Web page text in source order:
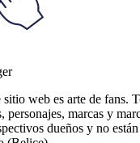
web es arte de fans.
marcas y
dueños y no